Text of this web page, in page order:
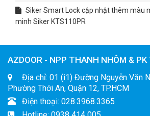
Siker Smart Lock cập nhật thêm màu
minh Siker KTS110PR
AZDOOR - NPP THANH NHÔM & PK
Địa chỉ: 01 (i1) Đường Nguyễn Văn
Phường Thới An, Quận 12, TP.HCM
Điện thoại: 028.3968.3365